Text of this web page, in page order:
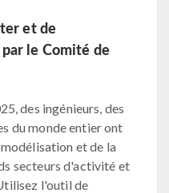
et de
le Comité de
des ingénieurs, des
du monde entier ont
et de la
secteurs d'activité et
l'outil de